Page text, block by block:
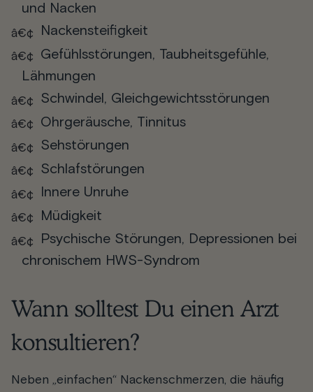
und Nacken
Nackensteifigkeit
Gefühlsstörungen, Taubheitsgefühle,
Lähmungen
Schwindel, Gleichgewichtsstörungen
Ohrgeräusche, Tinnitus
Sehstörungen
Schlafstörungen
Innere Unruhe
Müdigkeit
Psychische Störungen, Depressionen bei
chronischem HWS-Syndrom
Wann solltest Du einen Arzt
konsultieren?
Neben „einfachen“ Nackenschmerzen, die häufig